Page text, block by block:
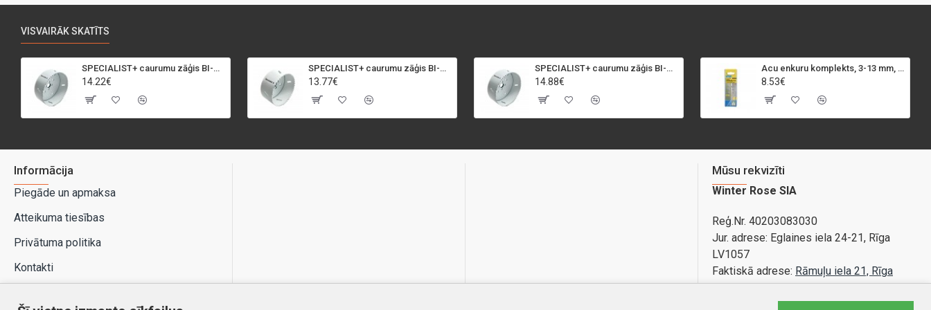
VISVAIRĀK SKATĪTS
SPECIALIST+ caurumu zāģis BI-METAL, 95 mm
14.22€
SPECIALIST+ caurumu zāģis BI-METAL, 92 mm
13.77€
SPECIALIST+ caurumu zāģis BI-METAL, 98 mm
14.88€
Acu enkuru komplekts, 3-13 mm, Rapid, 12 gab.
8.53€
Informācija
Piegāde un apmaksa
Atteikuma tiesības
Privātuma politika
Kontakti
Mūsu rekvizīti
Winter Rose SIA
Reģ.Nr. 40203083030
Jur. adrese: Eglaines iela 24-21, Rīga
LV1057
Faktiskā adrese: Rāmuļu iela 21, Rīga
Bankas konts: LV89PARX0020365840001